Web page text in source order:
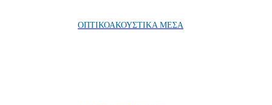
ΟΠΤΙΚΟΑΚΟΥΣΤΙΚΑ ΜΕΣΑ